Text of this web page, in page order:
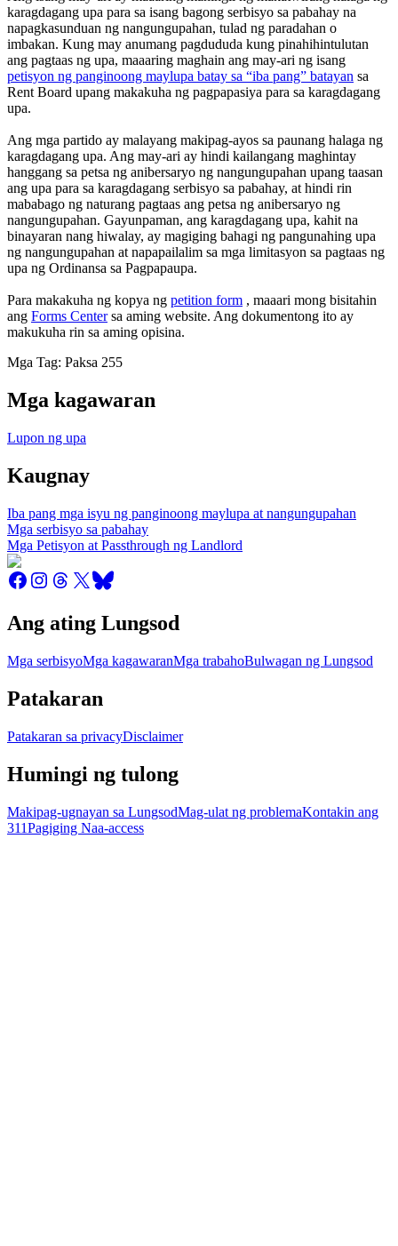
karagdagang upa para sa isang bagong serbisyo sa pabahay na
napagkasunduan ng nangungupahan, tulad ng paradahan o
imbakan. Kung may anumang pagdududa kung pinahihintulutan
ang pagtaas ng upa, maaaring maghain ang may-ari ng isang
petisyon ng panginoong maylupa batay sa “iba pang” batayan sa
Rent Board upang makakuha ng pagpapasiya para sa karagdagang
upa.
Ang mga partido ay malayang makipag-ayos sa paunang halaga ng
karagdagang upa. Ang may-ari ay hindi kailangang maghintay
hanggang sa petsa ng anibersaryo ng nangungupahan upang taasan
ang upa para sa karagdagang serbisyo sa pabahay, at hindi rin
mababago ng naturang pagtaas ang petsa ng anibersaryo ng
nangungupahan. Gayunpaman, ang karagdagang upa, kahit na
binayaran nang hiwalay, ay magiging bahagi ng pangunahing upa
ng nangungupahan at napapailalim sa mga limitasyon sa pagtaas ng
upa ng Ordinansa sa Pagpapaupa.
Para makakuha ng kopya ng petition form , maaari mong bisitahin
ang Forms Centersa aming website. Ang dokumentong ito ay
makukuha rin sa aming opisina.
Mga Tag: Paksa 255
Mga kagawaran
Lupon ng upa
Kaugnay
Iba pang mga isyu ng panginoong maylupa at nangungupahan
Mga serbisyo sa pabahay
Mga Petisyon at Passthrough ng Landlord
Ang ating Lungsod
Mga serbisyoMga kagawaranMga trabahoBulwagan ng Lungsod
Patakaran
Patakaran sa privacyDisclaimer
Humingi ng tulong
Makipag-ugnayan sa LungsodMag-ulat ng problemaKontakin ang
311Pagiging Naa-access